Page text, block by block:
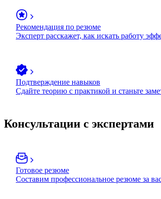
Рекомендация по резюме
Эксперт расскажет, как искать работу
Подтверждение навыков
Сдайте теорию с практикой и станьте
Консультации с экспертами
Готовое резюме
Составим профессиональное резюме за